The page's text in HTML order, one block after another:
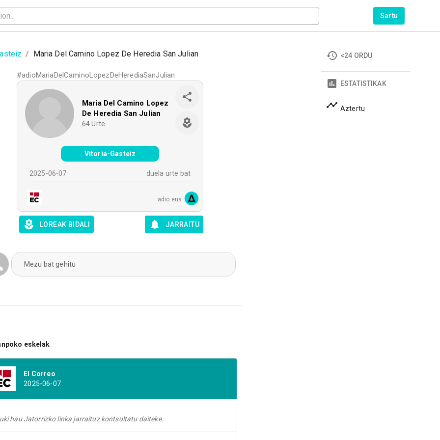
Sartu
/ Maria Del Camino Lopez De Heredia San Julian
#adioMariaDelCaminoLopezDeHerediaSanJulian
Maria Del Camino Lopez
De Heredia San Julian
64 Urte
Vitoria-Gasteiz
2025-06-07 duela urte bat
adio.eus
LOREAK BIDALI JARRAITU
Mezu bat gehitu
eskelak
El Correo
2025-06-07
hau Jatorrizko linka jarraituz kontsultatu daiteke.
<24 ORDU
ESTATISTIKAK
Aztertu